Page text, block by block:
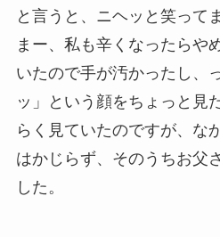
と言うと、ニヘッと笑って
まー、私も辛くなったらや
いたので手が汚かったし、
ッ」という顔をちょっと
らく見ていたのですが、な
はかじらず、そのうちお父
した。